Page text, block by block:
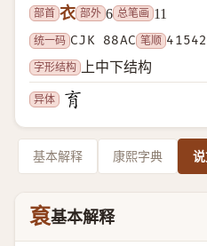
部首 衣 部外 6 总笔画 11
统一码 CJK 88AC 笔顺
字形结构
上中下结构
异体
基本解释 康熙字典
袬基本解释